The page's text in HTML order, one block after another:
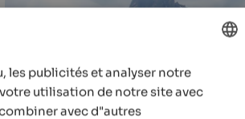
ENGLISH
FRENCH
les publicités et analyser notre
utilisation de notre site avec
avec d"autres